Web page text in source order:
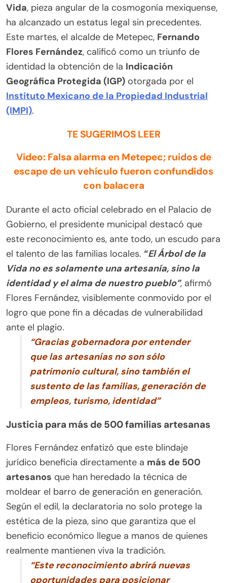
Vida, pieza angular de la cosmogonía mexiquense,
ha alcanzado un estatus legal sin precedentes.
Este martes, el alcalde de Metepec, Fernando
Flores Fernández, calificó como un triunfo de
identidad la obtención de la Indicación
Geográfica Protegida (IGP) otorgada por el
Instituto Mexicano de la Propiedad Industrial
(IMPI).
TE SUGERIMOS LEER
Video: Falsa alarma en Metepec; ruidos de
escape de un vehículo fueron confundidos
con balacera
Durante el acto oficial celebrado en el Palacio de
Gobierno, el presidente municipal destacó que
este reconocimiento es, ante todo, un escudo para
el talento de las familias locales. “El Árbol de la
Vida no es solamente una artesanía, sino la
identidad y el alma de nuestro pueblo”, afirmó
Flores Fernández, visiblemente conmovido por el
logro que pone fin a décadas de vulnerabilidad
ante el plagio.
“Gracias gobernadora por entender
que las artesanías no son sólo
patrimonio cultural, sino también el
sustento de las familias, generación de
empleos, turismo, identidad”
Justicia para más de 500 familias artesanas
Flores Fernández enfatizó que este blindaje
jurídico beneficia directamente a más de 500
artesanos que han heredado la técnica de
moldear el barro de generación en generación.
Según el edil, la declaratoria no solo protege la
estética de la pieza, sino que garantiza que el
beneficio económico llegue a manos de quienes
realmente mantienen viva la tradición.
“Este reconocimiento abrirá nuevas
oportunidades para posicionar